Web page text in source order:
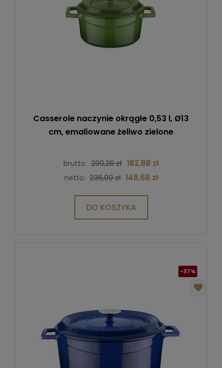
Casserole naczynie okrągłe 0,53 l, Ø13
cm, emaliowane żeliwo zielone
brutto: 290,28 zł 182,88 zł
netto: 236,00 zł 148,68 zł
DO KOSZYKA
-37%